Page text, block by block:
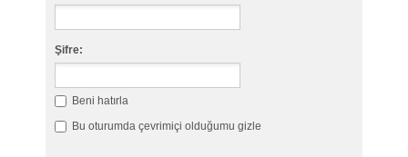
Şifre:
Beni hatırla
Bu oturumda çevrimiçi olduğumu gizle